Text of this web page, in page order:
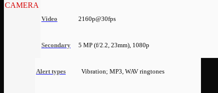
CAMERA
Video 2160p@30fps
Secondary 5 MP (f/2.2, 23mm), 1080p
Alert types Vibration; MP3, WAV ringtones